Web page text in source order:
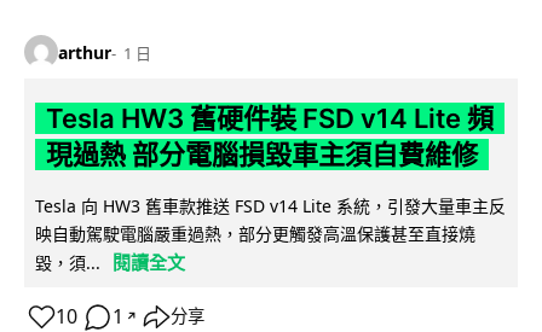
arthur 1 日
Tesla HW3 舊硬件裝 FSD v14 Lite 頻
現過熱 部分電腦損毀車主須自費維修
Tesla 向 HW3 舊車款推送 FSD v14 Lite 系統，引發大量車主反
映自動駕駛電腦嚴重過熱，部分更觸發高溫保護甚至直接燒
毀，須...
閱讀全文
10 1 ↗ 分享